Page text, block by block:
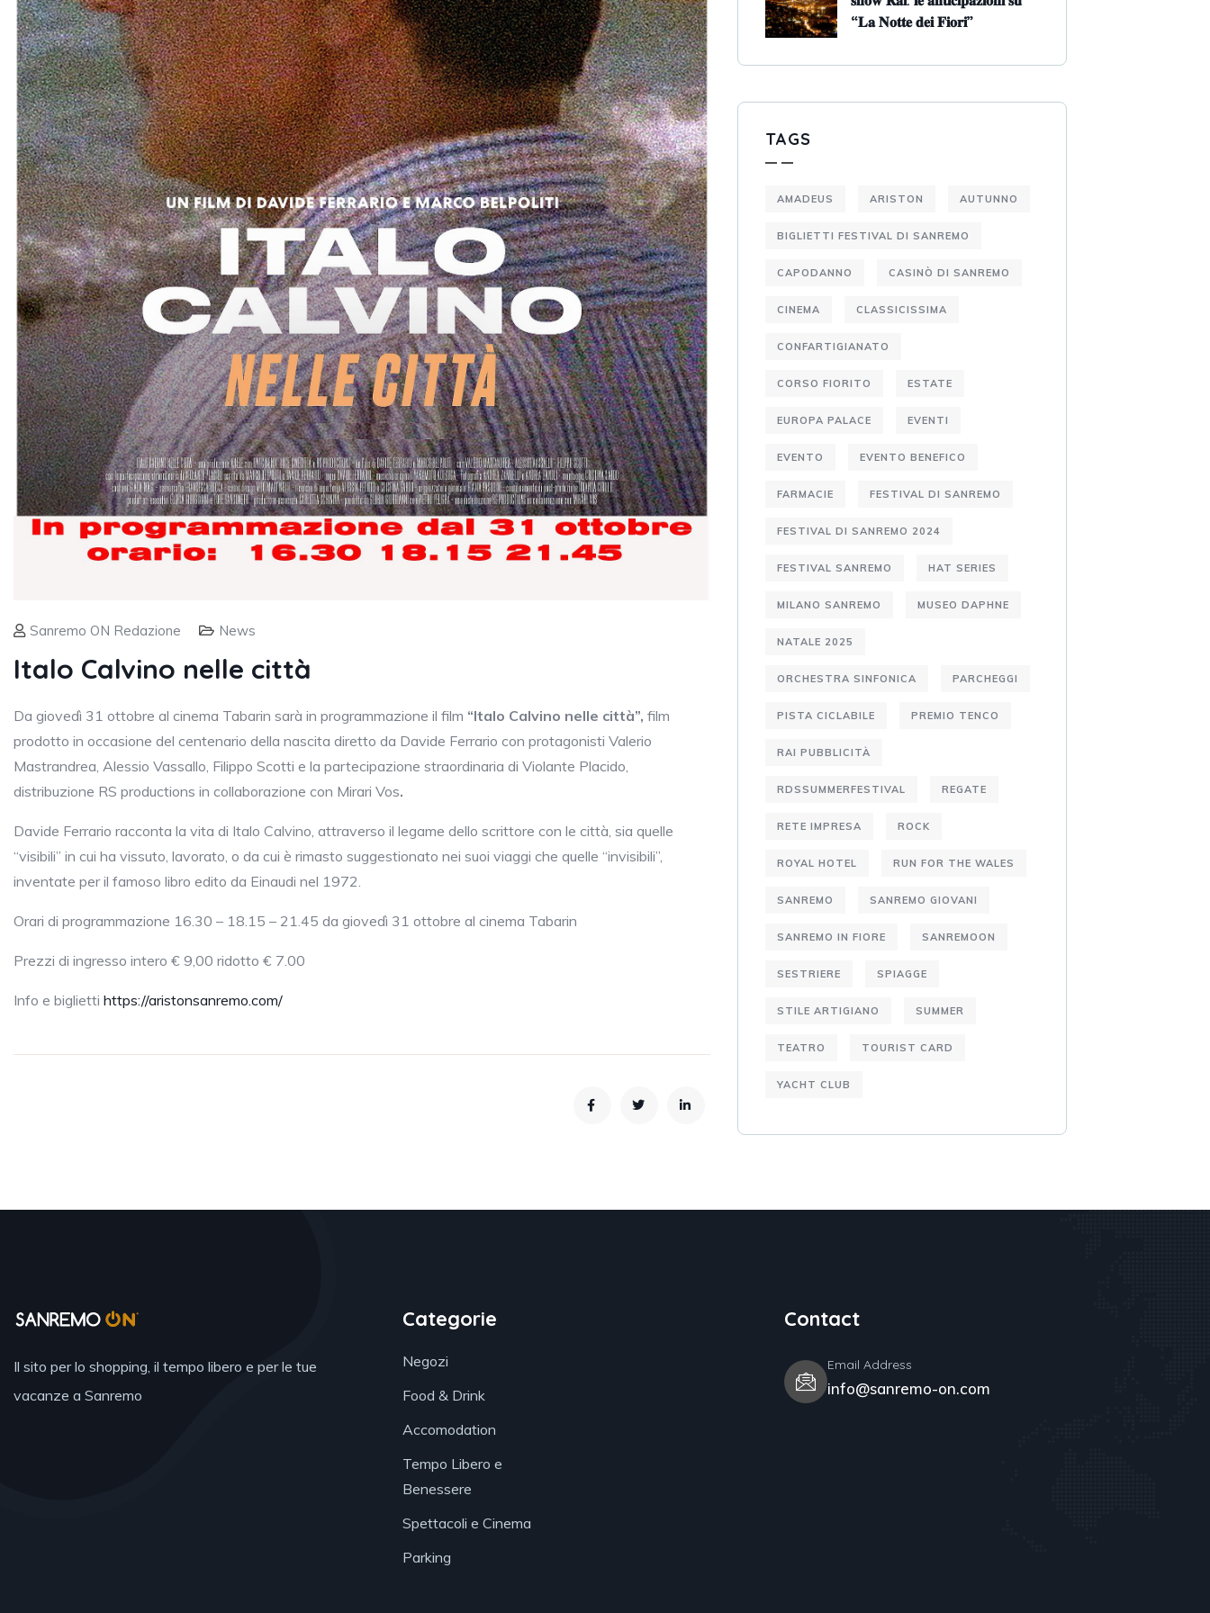
Sanremo ON Redazione News
Italo Calvino nelle città
Da giovedì 31 ottobre al cinema Tabarin sarà in programmazione il film “Italo Calvino nelle città”, film
prodotto in occasione del centenario della nascita diretto da Davide Ferrario con protagonisti Valerio
Mastrandrea, Alessio Vassallo, Filippo Scotti e la partecipazione straordinaria di Violante Placido,
distribuzione RS productions in collaborazione con Mirari Vos.
Davide Ferrario racconta la vita di Italo Calvino, attraverso il legame dello scrittore con le città, sia quelle
“visibili” in cui ha vissuto, lavorato, o da cui è rimasto suggestionato nei suoi viaggi che quelle “invisibili”,
inventate per il famoso libro edito da Einaudi nel 1972.
Orari di programmazione 16.30 – 18.15 – 21.45 da giovedì 31 ottobre al cinema Tabarin
Prezzi di ingresso intero € 9,00 ridotto € 7.00
Info e biglietti https://aristonsanremo.com/
“𝐋𝐚 𝐍𝐨𝐭𝐭𝐞 𝐝𝐞𝐢 𝐅𝐢𝐨𝐫𝐢”
TAGS
AMADEUS ARISTON AUTUNNO
BIGLIETTI FESTIVAL DI SANREMO
CAPODANNO CASINÒ DI SANREMO
CINEMA CLASSICISSIMA
CONFARTIGIANATO
CORSO FIORITO ESTATE
EUROPA PALACE EVENTI
EVENTO EVENTO BENEFICO
FARMACIE FESTIVAL DI SANREMO
FESTIVAL DI SANREMO 2024
FESTIVAL SANREMO HAT SERIES
MILANO SANREMO MUSEO DAPHNE
NATALE 2025
ORCHESTRA SINFONICA PARCHEGGI
PISTA CICLABILE PREMIO TENCO
RAI PUBBLICITÀ
RDSSUMMERFESTIVAL REGATE
RETE IMPRESA ROCK
ROYAL HOTEL RUN FOR THE WALES
SANREMO SANREMO GIOVANI
SANREMO IN FIORE SANREMOON
SESTRIERE SPIAGGE
STILE ARTIGIANO SUMMER
TEATRO TOURIST CARD
YACHT CLUB
Il sito per lo shopping, il tempo libero e per le tue
vacanze a Sanremo
Categorie
Negozi
Food & Drink
Accomodation
Tempo Libero e
Benessere
Spettacoli e Cinema
Parking
Contact
Email Address
info@sanremo-on.com